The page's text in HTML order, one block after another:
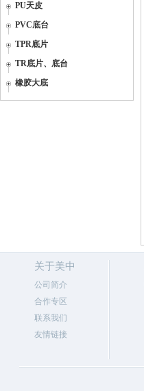
PU天皮
PVC底台
TPR底片
TR底片、底台
橡胶大底
关于美中
公司简介
合作专区
联系我们
友情链接